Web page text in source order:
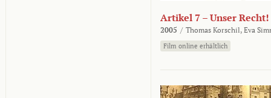
Artikel 7 – Unser Recht!
2005 / Thomas Korschil, Eva
Film online erhältlich